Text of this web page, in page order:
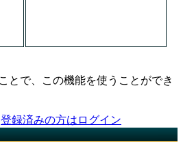
とで、この機能を使うことができ
登録済みの方はログイン